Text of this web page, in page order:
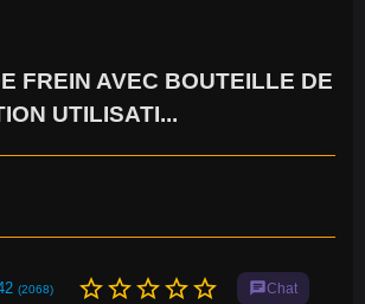
FREIN AVEC BOUTEILLE DE
UTILISATI...
(2068) star_borderstar_borderstar_borderstar_borderstar_border chatChat